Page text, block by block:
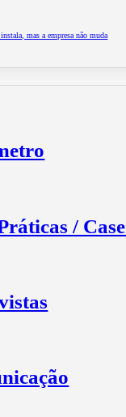
mas a empresa não muda
/